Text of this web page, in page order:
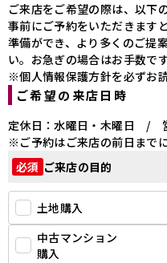
ご来店をご希望の際は、以下
事前にご予約をいただきます
準備ができ、より多くのご提
い。お急ぎの場合はお手数で
※個人情報保護方針を必ずお
ご希望の来店日時
定休日：水曜日・木曜日 /
※ご予約はご来店の前日まで
必須 ご来店の目的
土地購入
中古マンション
購入